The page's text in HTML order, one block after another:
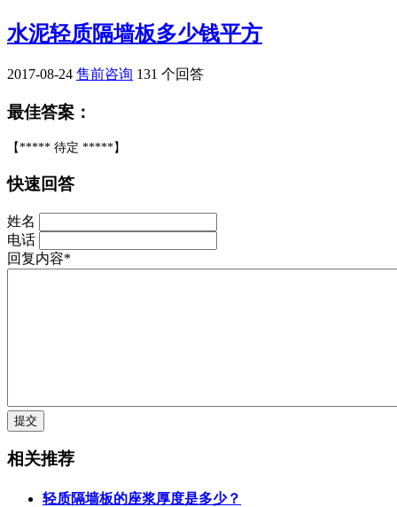
水泥轻质隔墙板多少钱平方
2017-08-24 售前咨询 131 个回答
最佳答案：
【***** 待定 *****】
快速回答
姓名
电话
回复内容*
相关推荐
轻质隔墙板的座浆厚度是多少？